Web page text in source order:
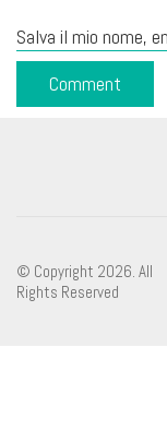
Salva il mio nome,
© Copyright 2026. All
Rights Reserved